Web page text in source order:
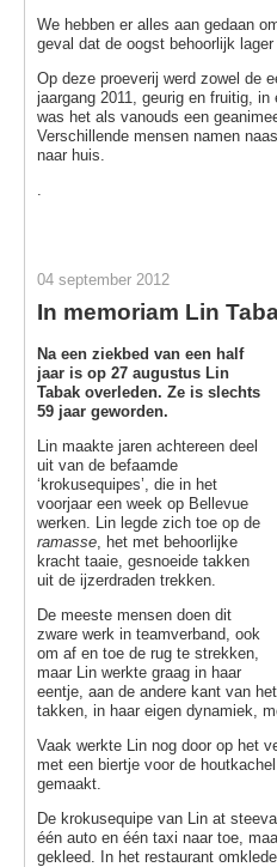
We hebben er alles aan gedaan
geval dat de oogst behoorlijk
Op deze proeverij werd zowel de
jaargang 2011, geurig en fruitig,
was het als vanouds een
Verschillende mensen namen
naar huis.
.
04 september 2012
In memoriam Lin
Na een ziekbed van een half
jaar is op 27 augustus Lin
Tabak overleden. Ze is slechts
59 jaar geworden.
Lin maakte jaren achtereen deel
uit van de befaamde
‘krokusequipes’, die in het
voorjaar een week op Bellevue
werken. Lin legde zich toe op de
ramasse, het met behoorlijke
kracht taaie, gesnoeide takken
uit de ijzerdraden trekken.
De meeste mensen doen dit
zware werk in teamverband, ook
om af en toe de rug te strekken,
maar Lin werkte graag in haar
eentje, aan de andere kant van
takken, in haar eigen dynamiek,
Vaak werkte Lin nog door op het
met een biertje voor de
gemaakt.
De krokusequipe van Lin at
één auto en één taxi naar toe,
gekleed. In het restaurant